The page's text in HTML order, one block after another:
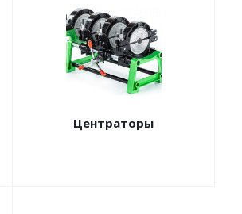
Центраторы